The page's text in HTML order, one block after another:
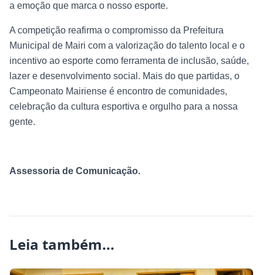
a emoção que marca o nosso esporte.
A competição reafirma o compromisso da Prefeitura
Municipal de Mairi com a valorização do talento local e o
incentivo ao esporte como ferramenta de inclusão, saúde,
lazer e desenvolvimento social. Mais do que partidas, o
Campeonato Mairiense é encontro de comunidades,
celebração da cultura esportiva e orgulho para a nossa
gente.
Assessoria de Comunicação.
Leia também...